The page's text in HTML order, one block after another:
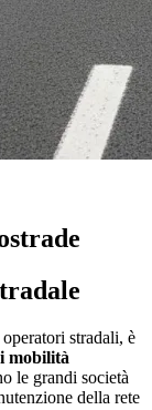
stradali, è
mobilità
le grandi società
della rete